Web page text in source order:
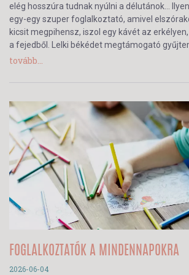
elég hosszúra tudnak nyúlni a délutánok…
egy-egy szuper foglalkoztató, amivel
kicsit megpihensz, iszol egy kávét az
a fejedből. Lelki békédet megtámogató
tovább...
FOGLALKOZTATÓK A MINDENNAPOKRA
2026-06-04